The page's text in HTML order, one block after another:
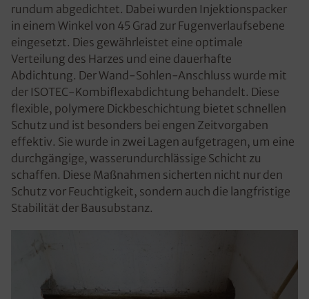
rundum abgedichtet. Dabei wurden Injektionspacker
in einem Winkel von 45 Grad zur Fugenverlaufsebene
eingesetzt. Dies gewährleistet eine optimale
Verteilung des Harzes und eine dauerhafte
Abdichtung. Der Wand-Sohlen-Anschluss wurde mit
der ISOTEC-Kombiflexabdichtung behandelt. Diese
flexible, polymere Dickbeschichtung bietet schnellen
Schutz und ist besonders bei engen Zeitvorgaben
effektiv. Sie wurde in zwei Lagen aufgetragen, um eine
durchgängige, wasserundurchlässige Schicht zu
schaffen. Diese Maßnahmen sicherten nicht nur den
Schutz vor Feuchtigkeit, sondern auch die langfristige
Stabilität der Bausubstanz.